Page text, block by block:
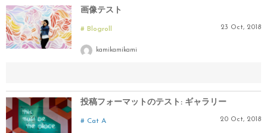
画像テスト
Blogroll 23 Oct, 2018
kamikamikami
投稿フォーマットのテスト: ギャラリー
Cat A 20 Oct, 2018